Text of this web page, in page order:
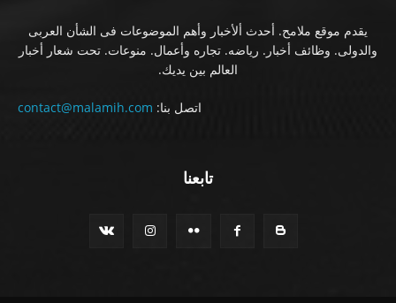
يقدم موقع ملامح. أحدث ألأخبار وأهم الموضوعات فى الشأن العربى
والدولى. وظائف أخبار. رياضه. تجاره وأعمال. منوعات. تحت شعار أخبار
العالم بين يديك.
اتصل بنا: contact@malamih.com
تابعنا